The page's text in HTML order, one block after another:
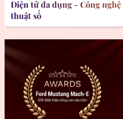
Điện tử đa dụng - Công
thuật số